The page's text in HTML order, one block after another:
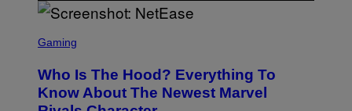
C
E
N
S
Gaming
Who Is The Hood? Everything To
Know About The Newest Marvel